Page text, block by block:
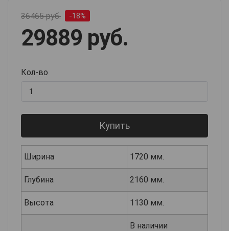
36465 руб. -18%
29889 руб.
Кол-во
Купить
Ширина 1720 мм.
Глубина 2160 мм.
Высота 1130 мм.
В наличии